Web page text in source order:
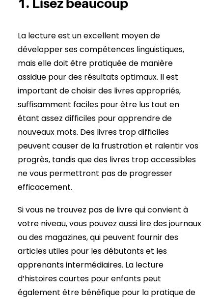
1. Lisez beaucoup
La lecture est un excellent moyen de
développer ses compétences linguistiques,
mais elle doit être pratiquée de manière
assidue pour des résultats optimaux. Il est
important de choisir des livres appropriés,
suffisamment faciles pour être lus tout en
étant assez difficiles pour apprendre de
nouveaux mots. Des livres trop difficiles
peuvent causer de la frustration et ralentir vos
progrès, tandis que des livres trop accessibles
ne vous permettront pas de progresser
efficacement.
Si vous ne trouvez pas de livre qui convient à
votre niveau, vous pouvez aussi lire des journaux
ou des magazines, qui peuvent fournir des
articles utiles pour les débutants et les
apprenants intermédiaires. La lecture
d’histoires courtes pour enfants peut
également être bénéfique pour la pratique de